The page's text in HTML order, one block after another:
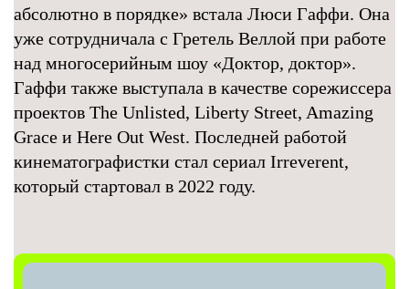
абсолютно в порядке» встала Люси Гаффи. Она
уже сотрудничала с Гретель Веллой при работе
над многосерийным шоу «Доктор, доктор».
Гаффи также выступала в качестве сорежиссера
проектов The Unlisted, Liberty Street, Amazing
Grace и Here Out West. Последней работой
кинематографистки стал сериал Irreverent,
который стартовал в 2022 году.